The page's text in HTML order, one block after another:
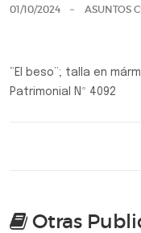
01/10/2024 ASUNTOS
“El beso”; talla en
Patrimonial Nº 4092
Otras